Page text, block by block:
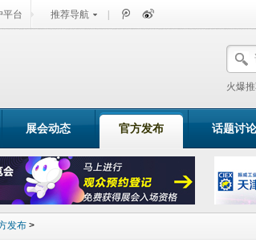
平台 推荐导航
火爆推
展会动态 官方发布 话题讨论
发布 >